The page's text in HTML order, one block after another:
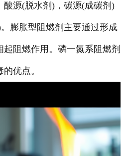
酸源(脱水剂)，碳源(成碳剂)
膨胀型阻燃剂主要通过形成
阻燃作用。磷一氮系阻燃剂
优点。